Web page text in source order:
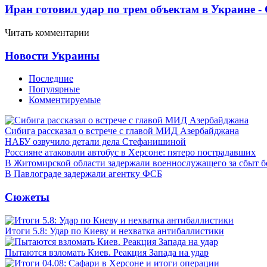
Иран готовил удар по трем объектам в Украине
Читать комментарии
Новости Украины
Последние
Популярные
Комментируемые
Сибига рассказал о встрече с главой МИД Азербайджана
НАБУ озвучило детали дела Стефанишиной
Россияне атаковали автобус в Херсоне: пятеро пострадавших
В Житомирской области задержали военнослужащего за сбыт
В Павлограде задержали агентку ФСБ
Сюжеты
Итоги 5.8: Удар по Киеву и нехватка антибаллистики
Пытаются взломать Киев. Реакция Запада на удар